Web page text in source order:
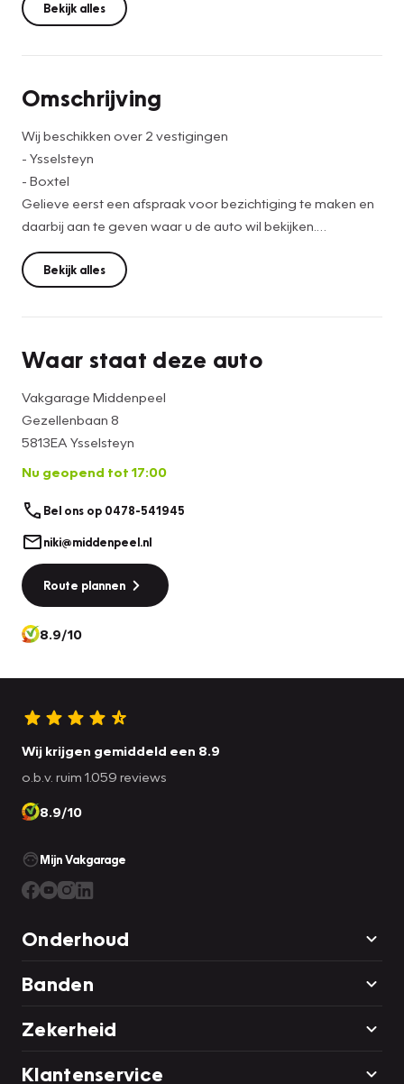
Bekijk alles
Omschrijving
Wij beschikken over 2 vestigingen
- Ysselsteyn
- Boxtel
Gelieve eerst een afspraak voor bezichtiging te maken en
daarbij aan te geven waar u de auto wil bekijken.
Ford Fiesta 1.0 EcoBoost Titanium uit 2020 en slechts
60dkm ervaring.
- 2 sleutels
Voorzien van de juiste opties, o.a.:
- Achteruitrijcamera
- Adaptieve Cruisecontrol
- Apple carplay / Android auto
- Voorstoelen en stuur verwarmd
- Voorruit verwarming
inruil en/of financiering mogelijk.
Bekijk alles
Waar staat deze auto
Vakgarage Middenpeel
Gezellenbaan 8
5813EA Ysselsteyn
Nu geopend tot 17:00
Bel ons op 0478-541945
niki@middenpeel.nl
Route plannen
8.9/10
Wij krijgen gemiddeld een 8.9
o.b.v. ruim 1.059 reviews
8.9/10
Mijn Vakgarage
Onderhoud
Banden
Zekerheid
Klantenservice